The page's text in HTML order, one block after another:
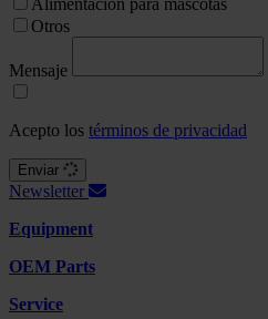
Otros
Mensaje
Acepto los términos de privacidad
Enviar
Newsletter
Equipment
OEM Parts
Service